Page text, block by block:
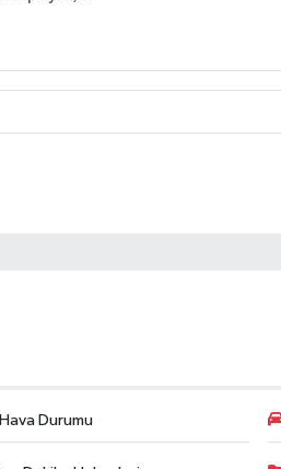
Hava Durumu